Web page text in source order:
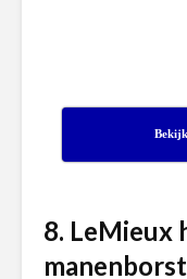
8. LeMieux